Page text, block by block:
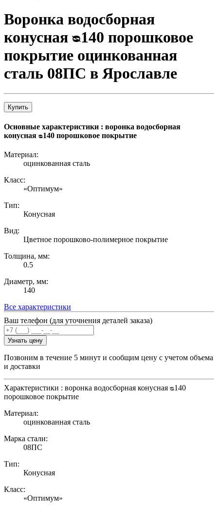
Воронка водосборная
конусная ᴓ140 порошковое
покрытие оцинкованная
сталь 08ПС в Ярославле
Купить
Основные характеристики : воронка водосборная
конусная ᴓ140 порошковое покрытие
Материал:
оцинкованная сталь
Класс:
«Оптимум»
Тип:
Конусная
Вид:
Цветное порошково-полимерное покрытие
Толщина, мм:
0.5
Диаметр, мм:
140
Все характеристики
Ваш телефон (для уточнения деталей заказа)
Узнать цену
Позвоним в течение 5 минут и сообщим цену с учетом объема
и доставки
Характеристики : воронка водосборная конусная ᴓ140
порошковое покрытие
Материал:
оцинкованная сталь
Марка стали:
08ПС
Тип:
Конусная
Класс:
«Оптимум»